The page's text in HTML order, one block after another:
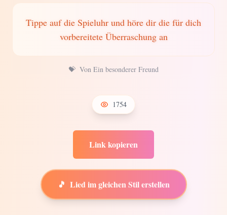
Tippe auf die Spieluhr und höre dir die für dich
vorbereitete Überraschung an
💝 Von Ein besonderer Freund
1754
Link kopieren
🎵 Lied im gleichen Stil erstellen